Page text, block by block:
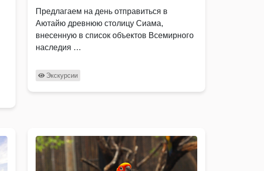
Предлагаем на день отправиться в
Аютайю древнюю столицу Сиама,
внесенную в список объектов Всемирного
наследия …
Экскурсии